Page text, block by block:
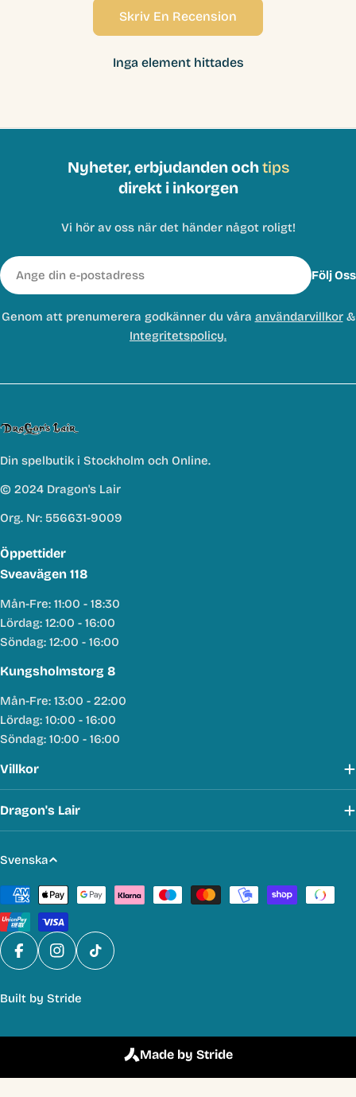
Skriv En Recension
Inga element hittades
Nyheter, erbjudanden ochtips
direkt i inkorgen
Vi hör av oss när det händer något roligt!
E-
post
Följ Oss
Genom att prenumerera godkänner du våra användarvillkor&
Integritetspolicy.
Din spelbutik i Stockholm och Online.
© 2024 Dragon's Lair
Org. Nr: 556631-9009
Öppettider
Sveavägen 118
Mån-Fre: 11:00 - 18:30
Lördag: 12:00 - 16:00
Söndag: 12:00 - 16:00
Kungsholmstorg 8
Mån-Fre: 13:00 - 22:00
Lördag: 10:00 - 16:00
Söndag: 10:00 - 16:00
Villkor
Dragon's Lair
S
p
r
å
k
Svenska
Betalmetoder
FacebookInstagram
TikTok
Built by Stride
Made by Stride